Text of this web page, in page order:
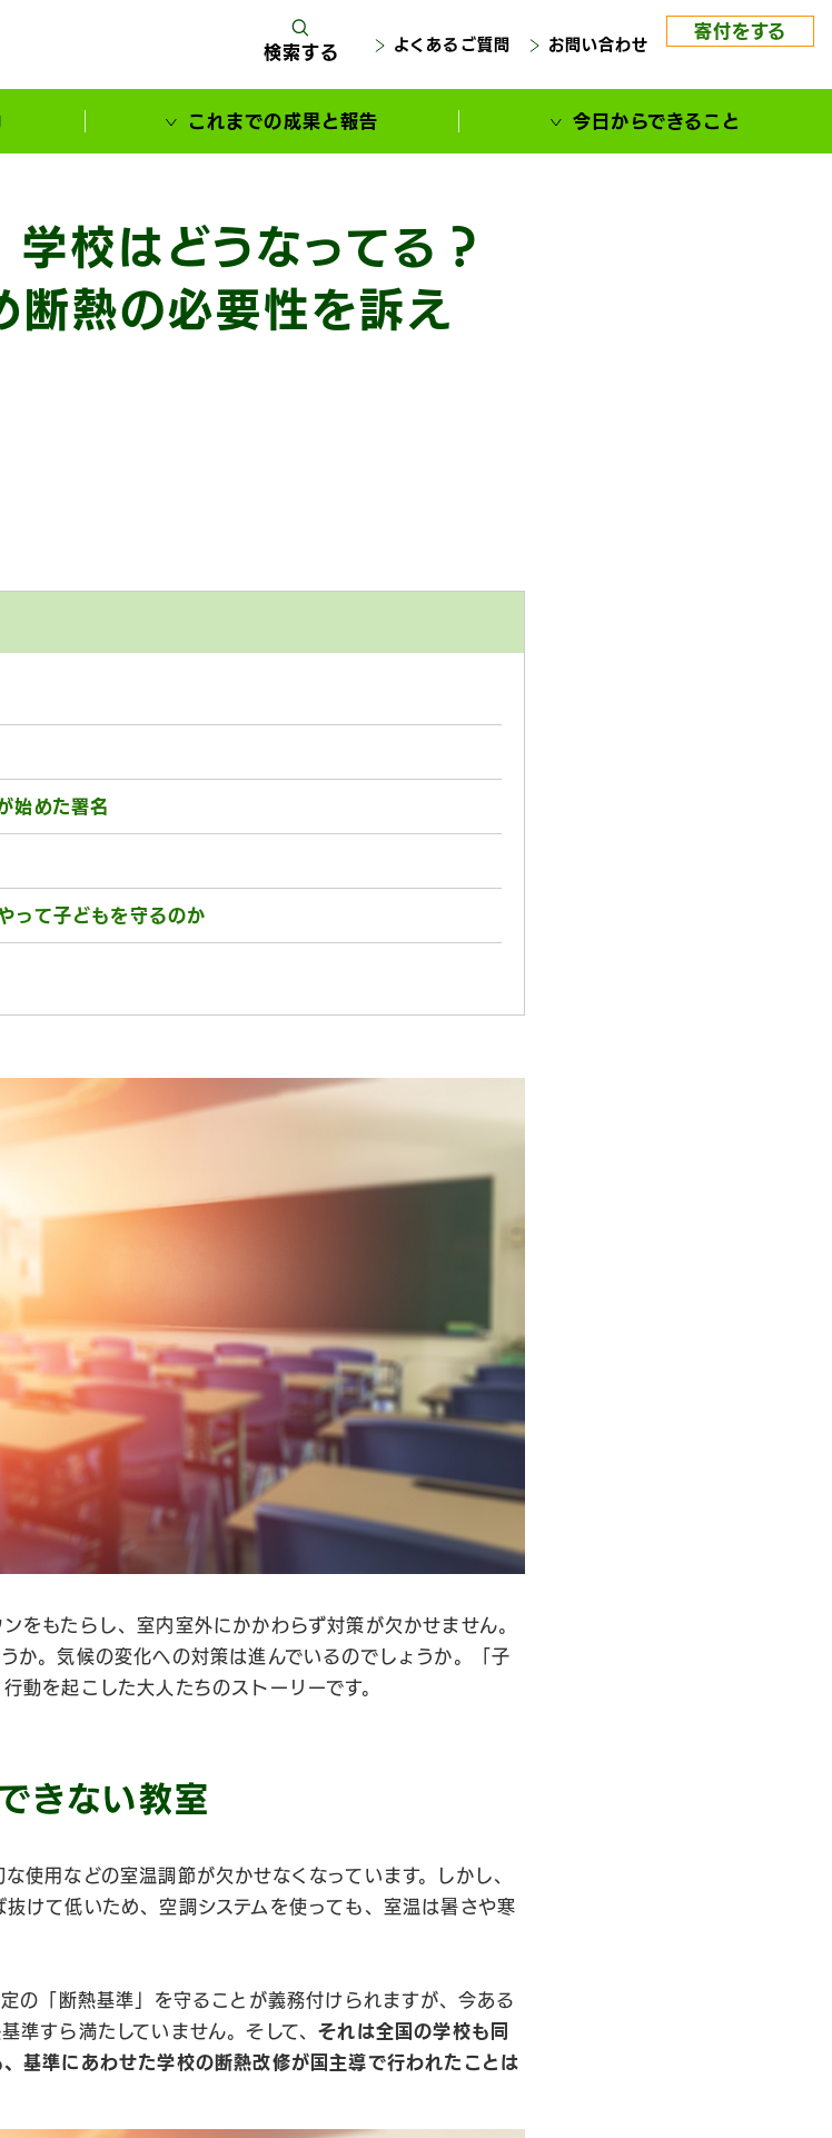
検索する よくあるご質問 お問い合わせ
寄付をする
これまでの成果と報告 今日からできること
校はどうなってる？
断熱の必要性を訴え
始めた署名
って子どもを守るのか
をもたらし、室内室外にかかわらず対策が欠かせません。
か。気候の変化への対策は進んでいるのでしょうか。「子
動を起こした大人たちのストーリーです。
きない教室
使用などの室温調節が欠かせなくなっています。しかし、
けて低いため、空調システムを使っても、室温は暑さや寒
の「断熱基準」を守ることが義務付けられますが、今ある
準すら満たしていません。そして、それは全国の学校も同
基準にあわせた学校の断熱改修が国主導で行われたことは